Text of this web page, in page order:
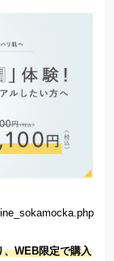
、WEB限定で購入